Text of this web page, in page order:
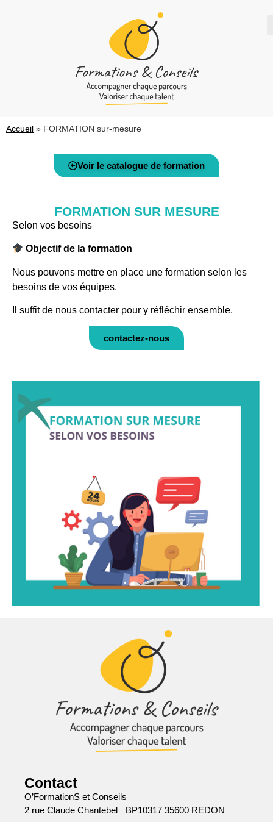
Accueil » FORMATION sur-mesure
Voir le catalogue de formation
FORMATION SUR MESURE
Selon vos besoins
Objectif de la formation
Nous pouvons mettre en place une formation selon les
besoins de vos équipes.
Il suffit de nous contacter pour y réfléchir ensemble.
contactez-nous
Contact
O’FormationS et Conseils
2 rue Claude Chantebel BP10317 35600 REDON